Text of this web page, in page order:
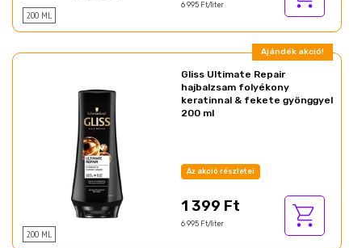
200 ML
6 995 Ft/liter
Ajándék akció!
200 ML
Gliss Ultimate Repair
hajbalzsam folyékony
keratinnal & fekete gyönggyel
200 ml
Az akció részletei
1 399 Ft
6 995 Ft/liter